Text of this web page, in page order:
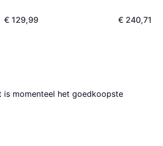
€ 129,99 € 240,71
is momenteel het goedkoopste